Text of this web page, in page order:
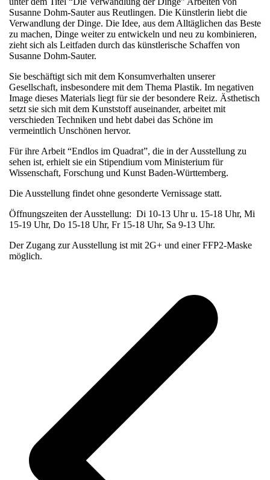
Susanne Dohm-Sauter aus Reutlingen. Die Künstlerin liebt die
Verwandlung der Dinge. Die Idee, aus dem Alltäglichen das Beste
zu machen, Dinge weiter zu entwickeln und neu zu kombinieren,
zieht sich als Leitfaden durch das künstlerische Schaffen von
Susanne Dohm-Sauter.
Sie beschäftigt sich mit dem Konsumverhalten unserer
Gesellschaft, insbesondere mit dem Thema Plastik. Im negativen
Image dieses Materials liegt für sie der besondere Reiz. Ästhetisch
setzt sie sich mit dem Kunststoff auseinander, arbeitet mit
verschieden Techniken und hebt dabei das Schöne im
vermeintlich Unschönen hervor.
Für ihre Arbeit “Endlos im Quadrat”, die in der Ausstellung zu
sehen ist, erhielt sie ein Stipendium vom Ministerium für
Wissenschaft, Forschung und Kunst Baden-Württemberg.
Die Ausstellung findet ohne gesonderte Vernissage statt.
Öffnungszeiten der Ausstellung: Di 10-13 Uhr u. 15-18 Uhr, Mi
15-19 Uhr, Do 15-18 Uhr, Fr 15-18 Uhr, Sa 9-13 Uhr.
Der Zugang zur Ausstellung ist mit 2G+ und einer FFP2-Maske
möglich.